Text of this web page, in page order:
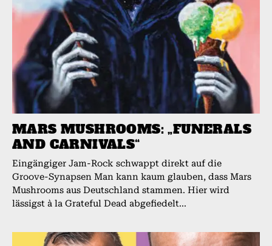
MARS MUSHROOMS: „FUNERALS
AND CARNIVALS“
Eingängiger Jam-Rock schwappt direkt auf die
Groove-Synapsen Man kann kaum glauben, dass Mars
Mushrooms aus Deutschland stammen. Hier wird
lässigst à la Grateful Dead abgefiedelt...